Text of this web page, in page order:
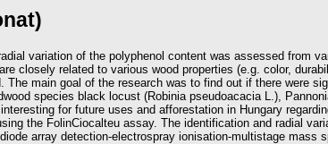
variation of the polyphenol content was assessed from
closely related to various wood properties (e.g. color,
The main goal of the research was to find out if there were
species black locust (Robinia pseudoacacia L.),
for future uses and afforestation in Hungary
the FolinCiocalteu assay. The identification and radial
array detection-electrospray ionisation-multistage mass